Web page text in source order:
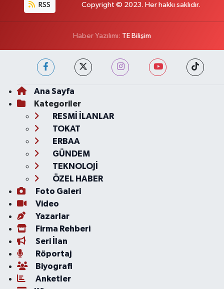
RSS Copyright © 2023. Her hakkı saklıdır.
Haber Yazılımı: TE Bilişim
Ana Sayfa
Kategoriler
RESMİ İLANLAR
TOKAT
ERBAA
GÜNDEM
TEKNOLOJİ
ÖZEL HABER
Foto Galeri
Video
Yazarlar
Firma Rehberi
Seri İlan
Röportaj
Biyografi
Anketler